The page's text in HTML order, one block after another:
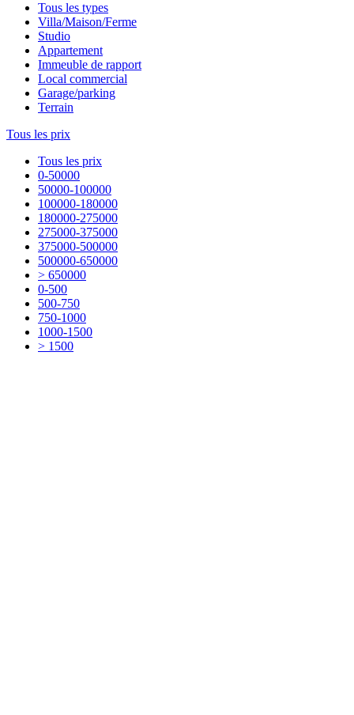
Tous les types
Villa/Maison/Ferme
Studio
Appartement
Immeuble de rapport
Local commercial
Garage/parking
Terrain
Tous les prix
Tous les prix
0-50000
50000-100000
100000-180000
180000-275000
275000-375000
375000-500000
500000-650000
> 650000
0-500
500-750
750-1000
1000-1500
> 1500